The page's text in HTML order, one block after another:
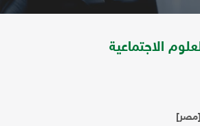
الاجتماعية
[مصر]